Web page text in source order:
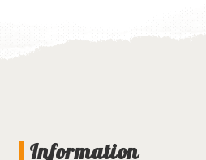
Information